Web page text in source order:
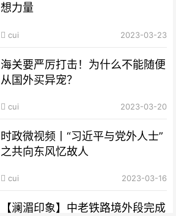
想力量
cui 2023-03-23
海关要严厉打击！为什么不能随便
从国外买异宠？
cui 2023-03-20
时政微视频丨“习近平与党外人士”
之共向东风忆故人
cui 2023-03-16
【澜湄印象】中老铁路境外段完成